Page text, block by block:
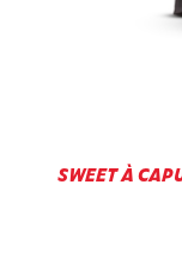
SWEET À